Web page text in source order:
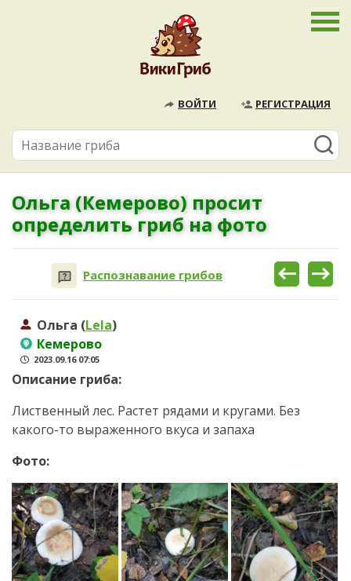
ВОЙТИ РЕГИСТРАЦИЯ
Ольга (Кемерово) просит
определить гриб на фото
Распознавание грибов
Ольга (Lela)
Кемерово
2023.09.16 07:05
Описание гриба:
Лиственный лес. Растет рядами и кругами. Без
какого-то выраженного вкуса и запаха
Фото: